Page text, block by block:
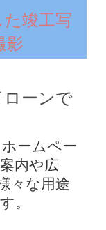
た竣工写
影
ローンで
ームペー
内や広
々な用途
。